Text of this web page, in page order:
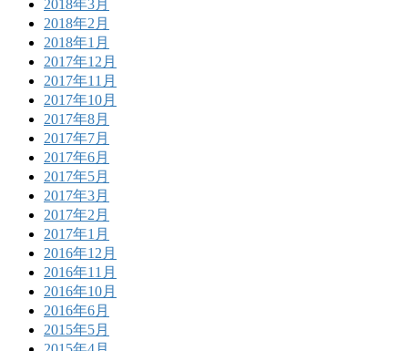
2018年3月
2018年2月
2018年1月
2017年12月
2017年11月
2017年10月
2017年8月
2017年7月
2017年6月
2017年5月
2017年3月
2017年2月
2017年1月
2016年12月
2016年11月
2016年10月
2016年6月
2015年5月